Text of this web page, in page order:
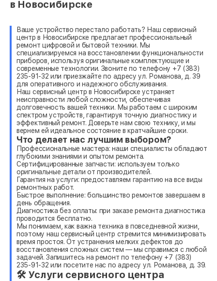
в Новосибирске
Ваше устройство перестало работать? Наш сервисный
центр в Новосибирске предлагает профессиональный
ремонт цифровой и бытовой техники. Мы
специализируемся на восстановлении функциональности
приборов, используя оригинальные комплектующие и
современные технологии. Звоните по телефону +7 (383)
235-91-32 или приезжайте по адресу ул. Романова, д. 39
для оперативного и надежного обслуживания.
Наш сервисный центр в Новосибирске устраняет
неисправности любой сложности, обеспечивая
долговечность вашей техники. Мы работаем с широким
спектром устройств, гарантируя точную диагностику и
эффективный ремонт. Доверьте нам свою технику, и мы
вернем ей идеальное состояние в кратчайшие сроки.
Что делает нас лучшим выбором?
Профессиональные мастера: наши специалисты обладают
глубокими знаниями и опытом ремонта.
Сертифицированные запчасти: используем только
оригинальные детали от производителей.
Гарантия на услуги: предоставляем гарантию на все виды
ремонтных работ.
Быстрое выполнение: большинство ремонтов завершаем в
день обращения.
Диагностика без оплаты: при заказе ремонта диагностика
проводится бесплатно.
Мы понимаем, как важна техника в повседневной жизни,
поэтому наш сервисный центр стремится минимизировать
время простоя. От устранения мелких дефектов до
восстановления сложных систем — мы справимся с любой
задачей. Запишитесь на ремонт по телефону +7 (383)
235-91-32 или посетите нас по адресу ул. Романова, д. 39.
🛠 Услуги сервисного центра